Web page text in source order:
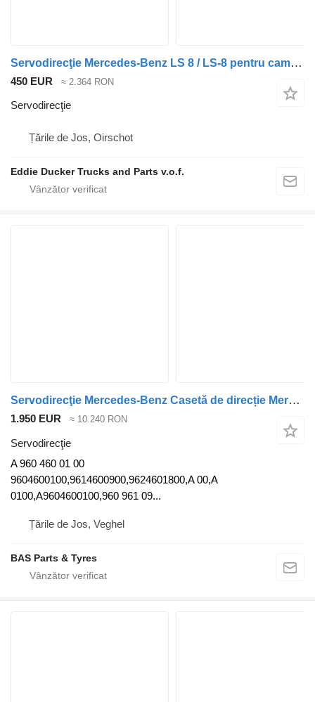
Servodirecţie Mercedes-Benz LS 8 / LS-8 pentru camion Mercedes-Benz LS8
450 EUR ≈ 2.364 RON
Servodirecţie
Țările de Jos, Oirschot
Eddie Ducker Trucks and Parts v.o.f.
Servodirecţie Mercedes-Benz Casetă de direcție Mercedes A 960 460 01 00 pentru camion
1.950 EUR ≈ 10.240 RON
Servodirecţie
A 960 460 01 00
9604600100,9614600900,9624601800,A 00,A
0100,A9604600100,960 961 09...
Țările de Jos, Veghel
BAS Parts & Tyres